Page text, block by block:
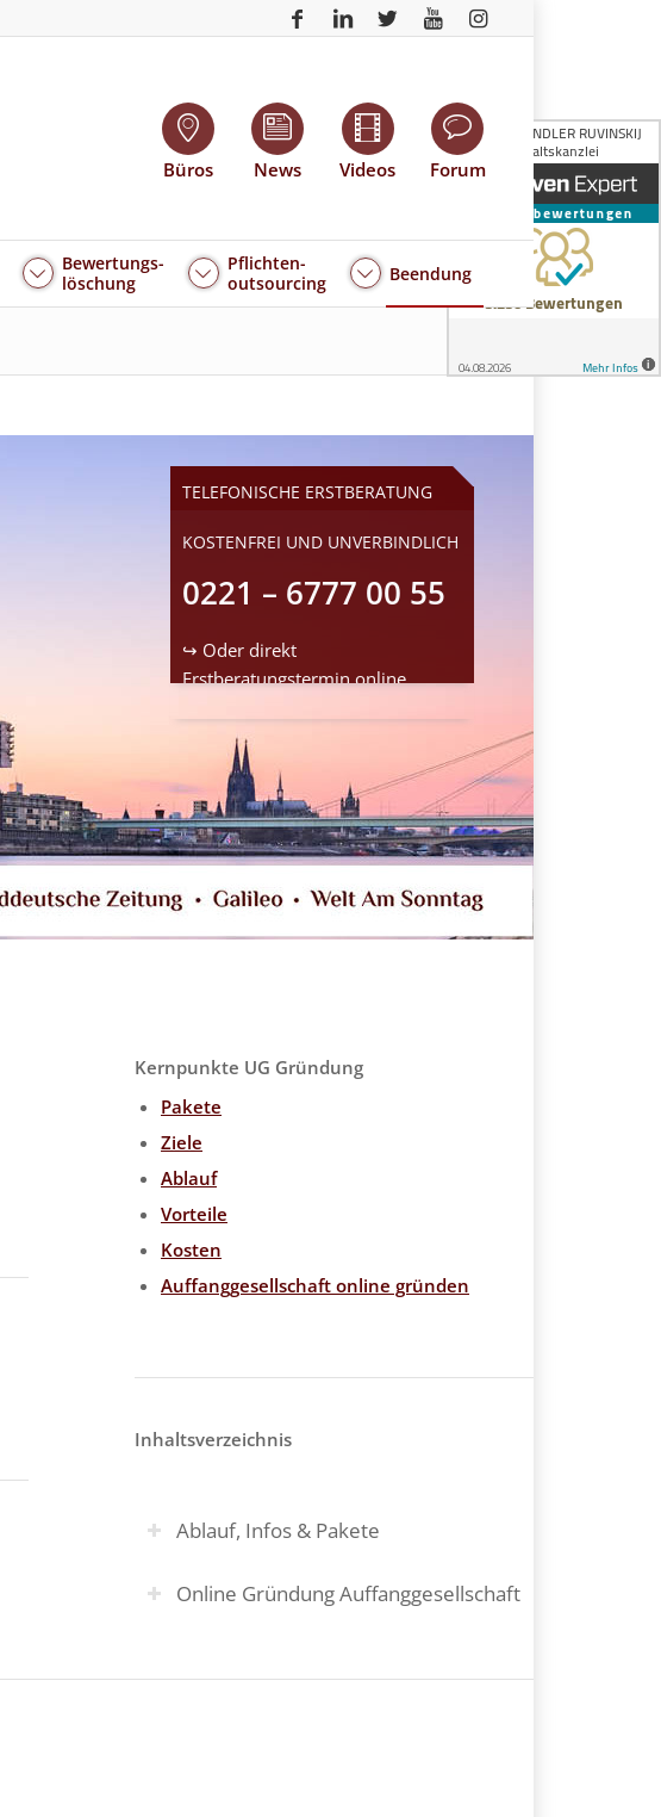
Büros News Videos Forum
Bewertungs-
löschung
Pflichten-
outsourcing
Beendung
TELEFONISCHE ERSTBERATUNG
KOSTENFREI UND UNVERBINDLICH
0221 – 6777 00 55
↪ Oder direkt
Erstberatungsterminonline
Kernpunkte UG Gründung
Pakete
Ziele
Ablauf
Vorteile
Kosten
Auffanggesellschaft online gründen
Inhaltsverzeichnis
Ablauf, Infos & Pakete
Online Gründung Auffanggesellschaft